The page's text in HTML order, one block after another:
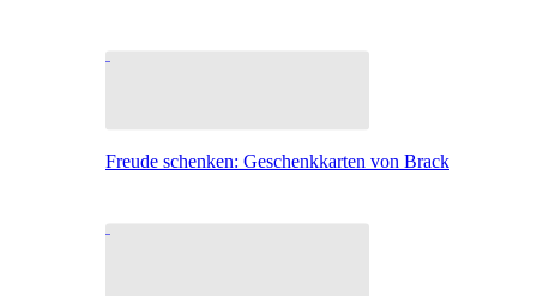
Freude schenken: Geschenkkarten von Brack